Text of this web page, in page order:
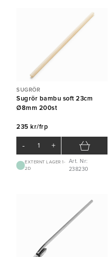
SUGRÖR
Sugrör bambu soft 23cm
Ø8mm 200st
235 kr/frp
- +
EXTERNT LAGER 1-
2D
Art. Nr:
238230